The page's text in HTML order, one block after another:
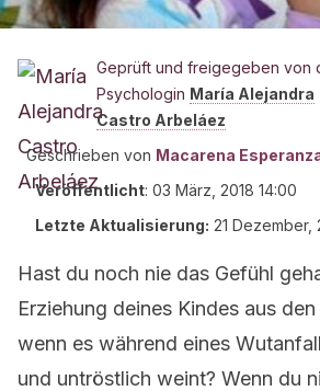
Geprüft und freigegeben von
Psychologin María Alejandra
Castro Arbeláez
Geschrieben von Macarena
Veröffentlicht: 03 März, 2018 14:00
Letzte Aktualisierung: 21 Dezember,
Hast du noch nie das Gefühl
Erziehung deines Kindes aus
wenn es während eines
und untröstlich weint? Wenn du